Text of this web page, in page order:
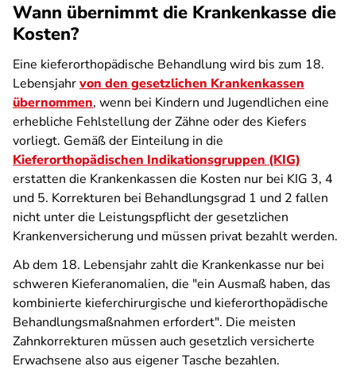
Wann übernimmt die Krankenkasse die
Kosten?
Eine kieferorthopädische Behandlung wird bis zum 18.
Lebensjahrvon den gesetzlichen Krankenkassen
übernommen, wenn bei Kindern und Jugendlichen eine
erhebliche Fehlstellung der Zähne oder des Kiefers
vorliegt. Gemäß der Einteilung in die
Kieferorthopädischen Indikationsgruppen (KIG)
erstatten die Krankenkassen die Kosten nur bei KIG 3, 4
und 5. Korrekturen bei Behandlungsgrad 1 und 2 fallen
nicht unter die Leistungspflicht der gesetzlichen
Krankenversicherung und müssen privat bezahlt werden.
Ab dem 18. Lebensjahr zahlt die Krankenkasse nur bei
schweren Kieferanomalien, die "ein Ausmaß haben, das
kombinierte kieferchirurgische und kieferorthopädische
Behandlungsmaßnahmen erfordert". Die meisten
Zahnkorrekturen müssen auch gesetzlich versicherte
Erwachsene also aus eigener Tasche bezahlen.